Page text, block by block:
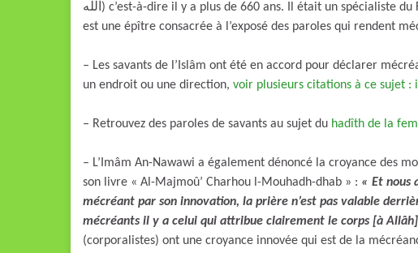
الله) c’est-à-dire il y a plus de 660 ans. Il était un spécialiste du Fiqh Hanafite. L’ouvrage dont est tirée cette citation
est une épître consacrée à l’exposé des paroles qui rendent
– Les savants de l’Islâm ont été en accord pour déclarer
un endroit ou une direction, voir plusieurs citations à ce sujet :
– Retrouvez des paroles de savants au sujet du hadîth de la
– L’Imâm An-Nawawi a également dénoncé la croyance des
son livre « Al-Majmoû’ Charhou l-Mouhadh-dhab » : « Et nous
mécréant par son innovation, la prière n’est pas valable
mécréants il y a celui qui attribue clairement le corps [à Allâh]
(corporalistes) ont une croyance innovée qui est de la